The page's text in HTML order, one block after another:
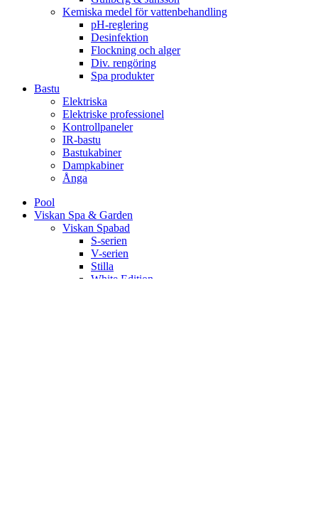
Kemiska medel för vattenbehandling
pH-reglering
Desinfektion
Flockning och alger
Div. rengöring
Spa produkter
Bastu
Elektriska
Elektriske professionel
Kontrollpaneler
IR-bastu
Bastukabiner
Dampkabiner
Ånga
Pool
Viskan Spa & Garden
Viskan Spabad
S-serien
V-serien
Stilla
White Edition